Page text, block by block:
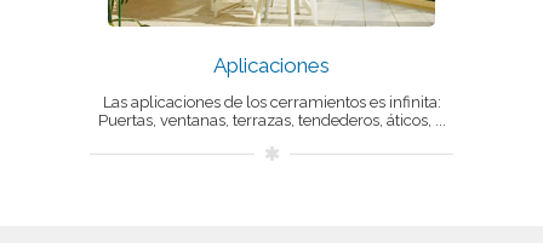
Aplicaciones
Las aplicaciones de los cerramientos es infinita:
Puertas, ventanas, terrazas, tendederos, áticos, ...